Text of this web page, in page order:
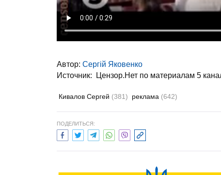
Автор: Сергій Яковенко
Источник: Цензор.Нет по материалам 5
Кивалов Сергей (381) реклама (642)
ПОДЕЛИТЬСЯ: